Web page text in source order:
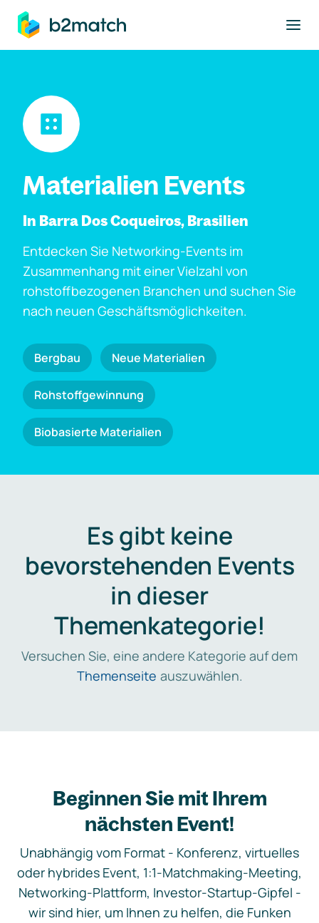
springen
Materialien Events
In Barra Dos Coqueiros, Brasilien
Entdecken Sie Networking-Events im
Zusammenhang mit einer Vielzahl von
rohstoffbezogenen Branchen und suchen Sie
nach neuen Geschäftsmöglichkeiten.
Bergbau Neue Materialien
Rohstoffgewinnung
Biobasierte Materialien
Es gibt keine
bevorstehenden Events
in dieser
Themenkategorie!
Versuchen Sie, eine andere Kategorie auf dem
Themenseite auszuwählen.
Beginnen Sie mit Ihrem
nächsten Event!
Unabhängig vom Format - Konferenz, virtuelles
oder hybrides Event, 1:1-Matchmaking-Meeting,
Networking-Plattform, Investor-Startup-Gipfel -
wir sind hier, um Ihnen zu helfen, die Funken